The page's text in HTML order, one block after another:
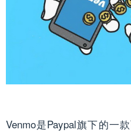
Venmo是Paypal旗下的一